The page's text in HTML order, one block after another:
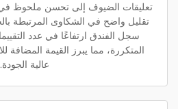
تعليقات الضيوف إلى تحسن ملحوظ في
تقليل واضح في الشكاوى المرتبطة
سجل الفندق ارتفاعًا في عدد
المتكررة، مما يبرز القيمة
عالية الجودة.